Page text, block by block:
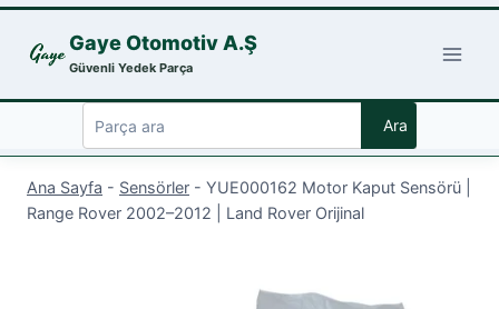
Skip
content
Gaye Otomotiv A.Ş
Güvenli Yedek Parça
Ara
Ana Sayfa - Sensörler - YUE000162 Motor Kaput Sensörü |
Range Rover 2002–2012 | Land Rover Orijinal